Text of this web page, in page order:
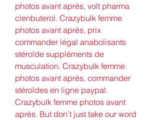
photos avant après, volt pharma
clenbuterol. Crazybulk femme
photos avant après, prix
commander légal anabolisants
stéroïde suppléments de
musculation. Crazybulk femme
photos avant après, commander
stéroïdes en ligne paypal.
Crazybulk femme photos avant
après. But don’t just take our word